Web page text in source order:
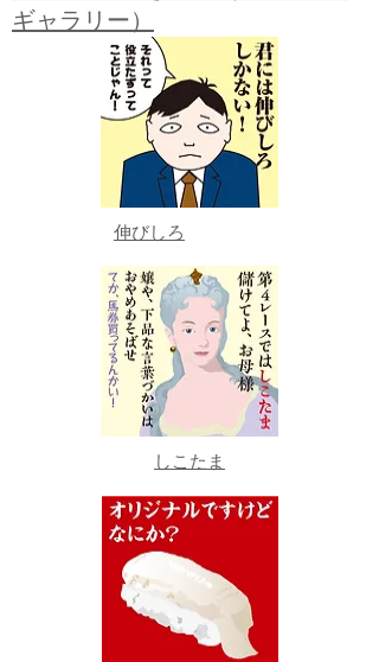
ギャラリー）
伸びしろ
しこたま